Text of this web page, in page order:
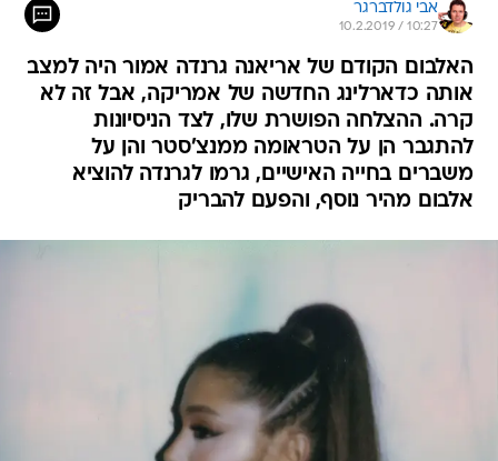
אבי גולדברגר
10.2.2019 / 10:27
האלבום הקודם של אריאנה גרנדה אמור היה למצב
אותה כדארלינג החדשה של אמריקה, אבל זה לא
קרה. ההצלחה הפושרת שלו, לצד הניסיונות
להתגבר הן על הטראומה ממנצ'סטר והן על
משברים בחייה האישיים, גרמו לגרנדה להוציא
אלבום מהיר נוסף, והפעם להבריק